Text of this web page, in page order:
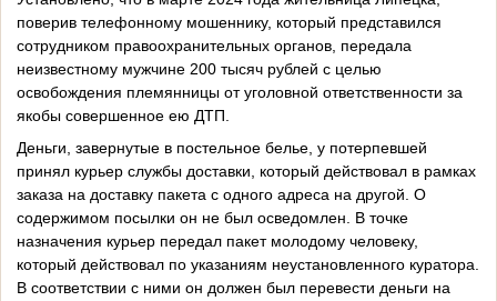
поверив телефонному мошеннику, который представился
сотрудником правоохранительных органов, передала
неизвестному мужчине 200 тысяч рублей с целью
освобождения племянницы от уголовной ответственности за
якобы совершенное ею ДТП.
Деньги, завернутые в постельное белье, у потерпевшей
принял курьер службы доставки, который действовал в рамках
заказа на доставку пакета с одного адреса на другой. О
содержимом посылки он не был осведомлен. В точке
назначения курьер передал пакет молодому человеку,
который действовал по указаниям неустановленного куратора.
В соответствии с ними он должен был перевести деньги на